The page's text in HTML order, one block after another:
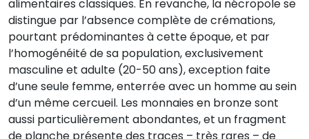
alimentaires classiques. En revanche, la nécropole se
distingue par l’absence complète de crémations,
pourtant prédominantes à cette époque, et par
l’homogénéité de sa population, exclusivement
masculine et adulte (20-50 ans), exception faite
d’une seule femme, enterrée avec un homme au sein
d’un même cercueil. Les monnaies en bronze sont
aussi particulièrement abondantes, et un fragment